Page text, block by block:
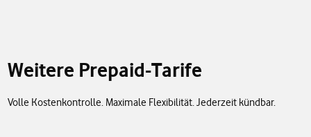
Weitere Prepaid-Tarife
Volle Kostenkontrolle. Maximale Flexibilität. Jederzeit kündbar.